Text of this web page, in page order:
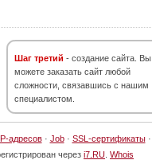
Шаг третий - создание сайта. Вы
можете заказать сайт любой
сложности, связавшись с нашим
специалистом.
адресов· Job· SSL-сертификаты·
через i7.RU Whois